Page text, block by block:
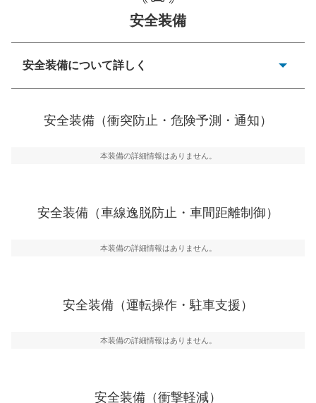
スター、ハイエースワゴン、デリ
一般的な荷物のサイズの目安
安全装備
安全装備について詳しく
ーキアシスト、ABSなどが装備されています。
車線逸脱防止
車線のはみだしやふらつきを防止するためにレーンキー
運転・駐車支援
グ・アシストやサイドブラインドモニターなどが装備さ
万が一車体が衝撃を受けたときに、運転者・同乗者を守
安全装備（衝突防止・危険予測・通知）
本装備の詳細情報はありません。
安全装備（車線逸脱防止・車間距離制御）
本装備の詳細情報はありません。
安全装備（運転操作・駐車支援）
本装備の詳細情報はありません。
安全装備（衝撃軽減）